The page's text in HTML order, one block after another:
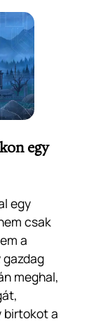
egy
egy
csak
a
meghal,
birtokot a